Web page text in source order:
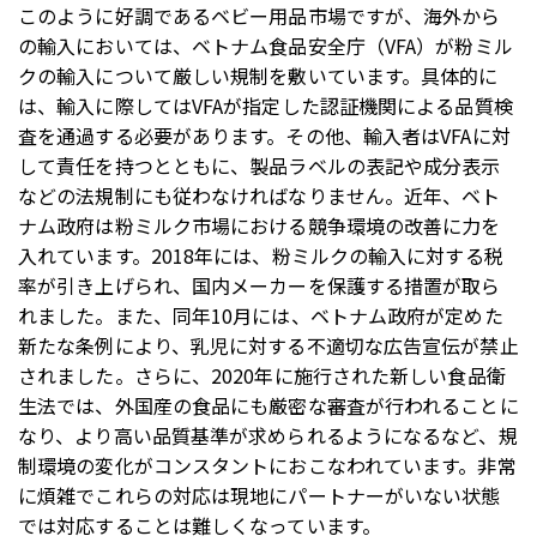
このように好調であるベビー用品市場ですが、海外から
の輸入においては、ベトナム食品安全庁（VFA）が粉ミル
クの輸入について厳しい規制を敷いています。具体的に
は、輸入に際してはVFAが指定した認証機関による品質検
査を通過する必要があります。その他、輸入者はVFAに対
して責任を持つとともに、製品ラベルの表記や成分表示
などの法規制にも従わなければなりません。近年、ベト
ナム政府は粉ミルク市場における競争環境の改善に力を
入れています。2018年には、粉ミルクの輸入に対する税
率が引き上げられ、国内メーカーを保護する措置が取ら
れました。また、同年10月には、ベトナム政府が定めた
新たな条例により、乳児に対する不適切な広告宣伝が禁止
されました。さらに、2020年に施行された新しい食品衛
生法では、外国産の食品にも厳密な審査が行われることに
なり、より高い品質基準が求められるようになるなど、規
制環境の変化がコンスタントにおこなわれています。非常
に煩雑でこれらの対応は現地にパートナーがいない状態
では対応することは難しくなっています。